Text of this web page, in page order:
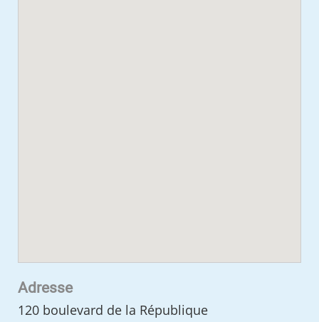
Adresse
120 boulevard de la République